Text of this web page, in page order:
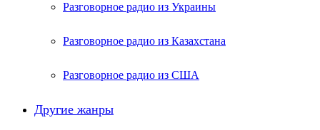
Разговорное радио из Украины
Разговорное радио из Казахстана
Разговорное радио из США
Другие жанры